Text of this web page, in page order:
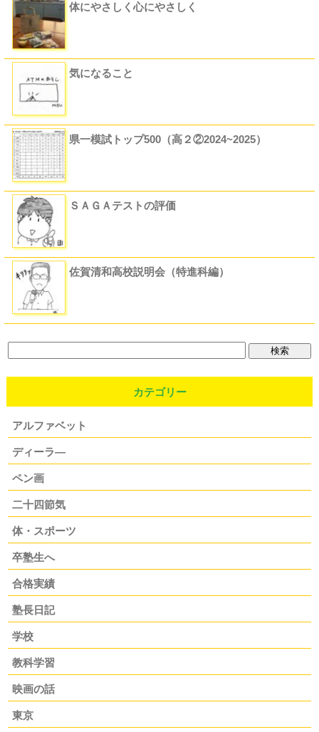
体にやさしく心にやさしく
気になること
県一模試トップ500（高２②2024~2025）
ＳＡＧＡテストの評価
佐賀清和高校説明会（特進科編）
カテゴリー
アルファベット
ディーラ―
ペン画
二十四節気
体・スポーツ
卒塾生へ
合格実績
塾長日記
学校
教科学習
映画の話
東京